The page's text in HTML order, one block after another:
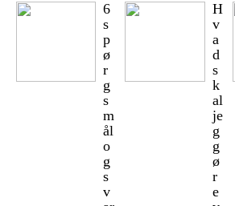
6
s
p
ø
r
g
s
m
ål
o
g
s
v
H
v
a
d
s
k
al
je
g
g
ø
r
e